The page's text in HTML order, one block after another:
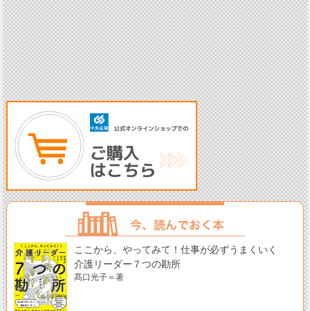
ここから、やってみて！仕事が必ずうまくいく
介護リーダー７つの勘所
髙口光子＝著